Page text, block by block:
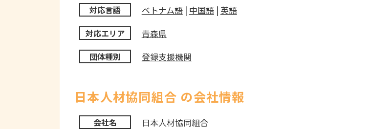
対応言語 ベトナム語| 中国語| 英語
対応エリア 青森県
団体種別 登録支援機関
日本人材協同組合 の会社情報
会社名 日本人材協同組合